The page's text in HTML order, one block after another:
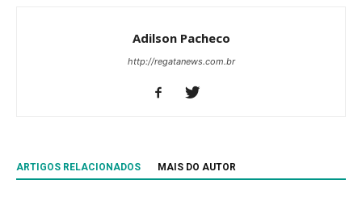
Adilson Pacheco
http://regatanews.com.br
ARTIGOS RELACIONADOS MAIS DO AUTOR